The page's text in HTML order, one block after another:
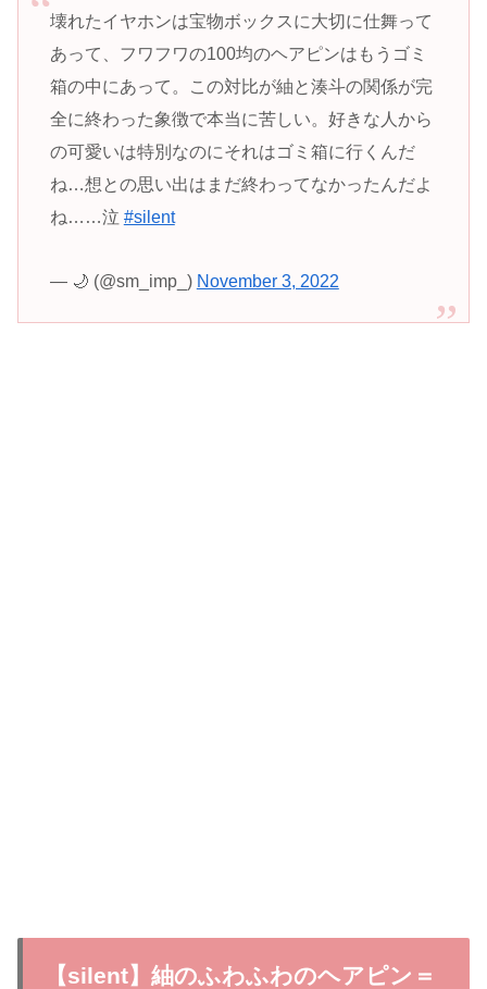
壊れたイヤホンは宝物ボックスに大切に仕舞って
あって、フワフワの100均のヘアピンはもうゴミ
箱の中にあって。この対比が紬と湊斗の関係が完
全に終わった象徴で本当に苦しい。好きな人から
の可愛いは特別なのにそれはゴミ箱に行くんだ
ね…想との思い出はまだ終わってなかったんだよ
ね……泣 #silent
— 🌙 (@sm_imp_) November 3, 2022
【silent】紬のふわふわのヘアピン＝